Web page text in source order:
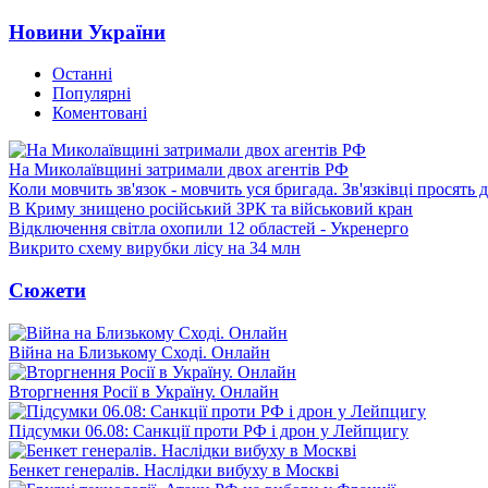
Новини України
Останні
Популярні
Коментовані
На Миколаївщині затримали двох агентів РФ
Коли мовчить зв'язок - мовчить уся бригада. Зв'язківці просять
В Криму знищено російський ЗРК та військовий кран
Відключення світла охопили 12 областей - Укренерго
Викрито схему вирубки лісу на 34 млн
Сюжети
Війна на Близькому Сході. Онлайн
Вторгнення Росії в Україну. Онлайн
Підсумки 06.08: Санкції проти РФ і дрон у Лейпцигу
Бенкет генералів. Наслідки вибуху в Москві